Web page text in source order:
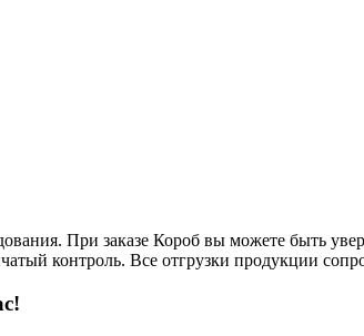
При заказе Короб вы можете быть
контроль. Все отгрузки продукции